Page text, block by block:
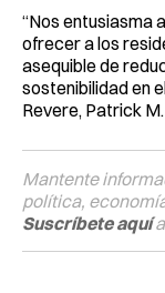
“Nos entusiasma
ofrecer a los
asequible de
sostenibilidad en
Revere, Patrick
Mantente
política,
Suscríbete aquí